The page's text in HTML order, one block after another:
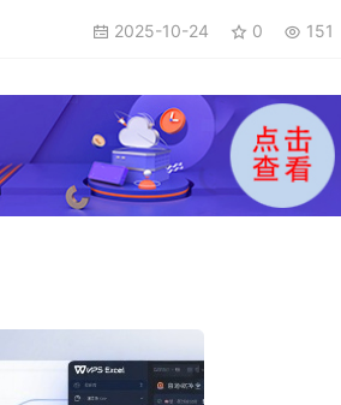
2025-10-24 0 151